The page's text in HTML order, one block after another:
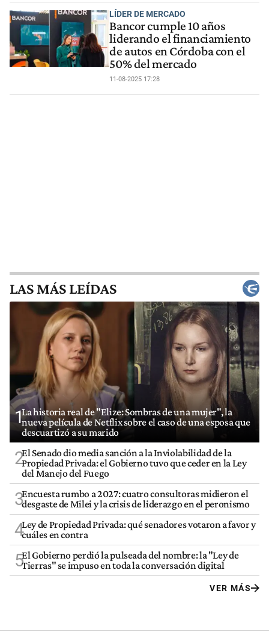
LÍDER DE MERCADO
Bancor cumple 10 años
liderando el financiamiento
de autos en Córdoba con el
50% del mercado
11-08-2025 17:28
LAS MÁS LEÍDAS
1La historia real de "Elize: Sombras de una mujer", la
nueva película de Netflix sobre el caso de una esposa que
descuartizó a su marido
2El Senado dio media sanción a la Inviolabilidad de la
Propiedad Privada: el Gobierno tuvo que ceder en la Ley
del Manejo del Fuego
3Encuesta rumbo a 2027: cuatro consultoras midieron el
desgaste de Milei y la crisis de liderazgo en el peronismo
4Ley de Propiedad Privada: qué senadores votaron a favor y
cuáles en contra
5El Gobierno perdió la pulseada del nombre: la "Ley de
Tierras" se impuso en toda la conversación digital
VER MÁS